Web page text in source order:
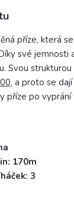
příze, která
své jemnosti
Svou
, a proto se
příze po
170m
3